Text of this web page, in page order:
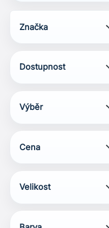
Značka
Dostupnost
Výběr
Cena
Velikost